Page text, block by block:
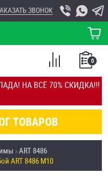
НА ВСЁ 70% СКИДКА!!!
ЗВОНОК
КОРЗИНА
ТОВАРОВ
0
СПИСОК
СРАВНЕНИЕ
ART 8486
ART 8486 М10